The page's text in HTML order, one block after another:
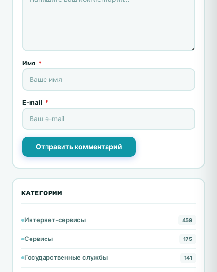
Имя *
E-mail *
Отправить комментарий
КАТЕГОРИИ
Интернет-сервисы 459
Сервисы 175
Государственные службы 141